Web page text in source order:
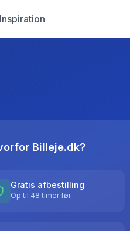
Inspiration
Billeje.dk?
Gratis afbestilling
Op til 48 timer før